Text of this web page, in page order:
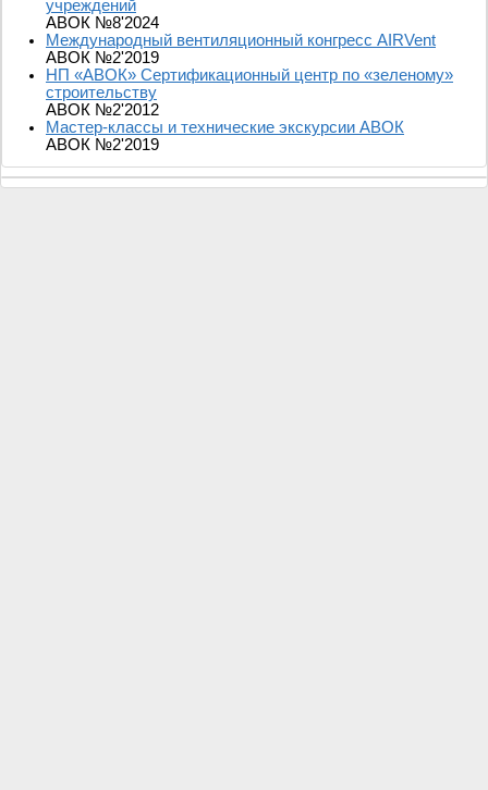
учреждений
АВОК №8'2024
Международный вентиляционный конгресс AIRVent
АВОК №2'2019
НП «АВОК» Сертификационный центр по «зеленому»
строительству
АВОК №2'2012
Мастер-классы и технические экскурсии АВОК
АВОК №2'2019